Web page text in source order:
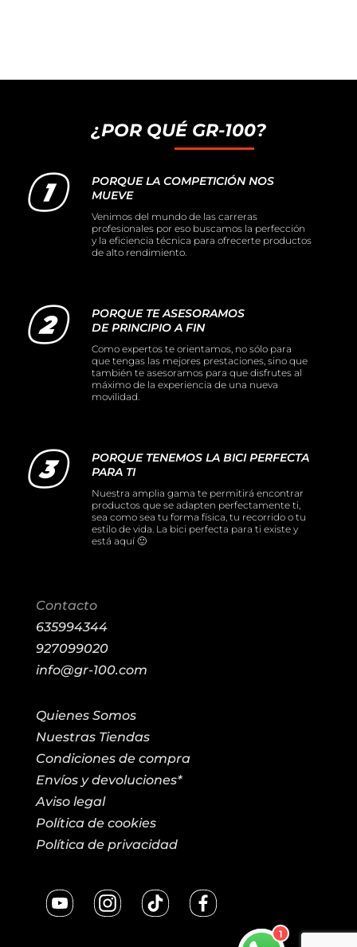
¿POR QUÉ GR-100?
PORQUE LA COMPETICIÓN NOS
MUEVE
Venimos del mundo de las carreras
profesionales por eso buscamos la perfección
y la eficiencia técnica para ofrecerte productos
de alto rendimiento.
PORQUE TE ASESORAMOS
DE PRINCIPIO A FIN
Como expertos te orientamos, no sólo para
que tengas las mejores prestaciones, sino que
también te asesoramos para que disfrutes al
máximo de la experiencia de una nueva
movilidad.
PORQUE TENEMOS LA BICI PERFECTA
PARA TI
Nuestra amplia gama te permitirá encontrar
productos que se adapten perfectamente ti,
sea como sea tu forma física, tu recorrido o tu
estilo de vida. La bici perfecta para ti existe y
está aquí 🙂
Contacto
635994344
927099020
info@gr-100.com
Quienes Somos
Nuestras Tiendas
Condiciones de compra
Envíos y devoluciones*
Aviso legal
Política de cookies
Política de privacidad
1